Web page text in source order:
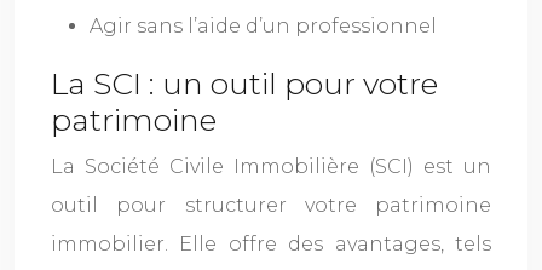
Agir sans l’aide d’un professionnel
La SCI : un outil pour votre
patrimoine
La Société Civile Immobilière (SCI) est un
outil pour structurer votre patrimoine
immobilier. Elle offre des avantages, tels